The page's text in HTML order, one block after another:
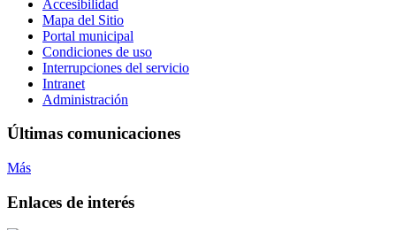
Accesibilidad
Mapa del Sitio
Portal municipal
Condiciones de uso
Interrupciones del servicio
Intranet
Administración
Últimas comunicaciones
Más
Enlaces de interés